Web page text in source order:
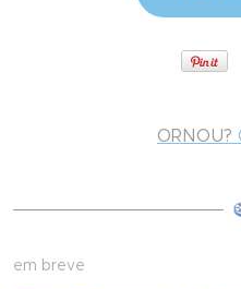
ORNOU?
em breve